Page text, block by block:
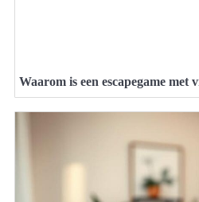
Waarom is een escapegame met